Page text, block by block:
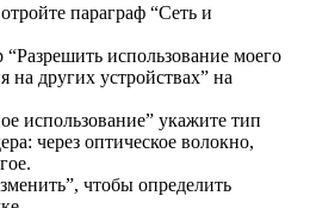
параграф “Сеть и
“Разрешить использование моего
на других устройствах” на
использование” укажите тип
через оптическое волокно,
чтобы определить